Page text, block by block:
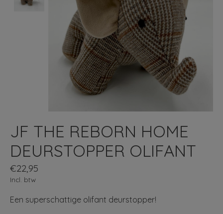
JF THE REBORN HOME
DEURSTOPPER OLIFANT
€22,95
Incl. btw
Een superschattige olifant deurstopper!